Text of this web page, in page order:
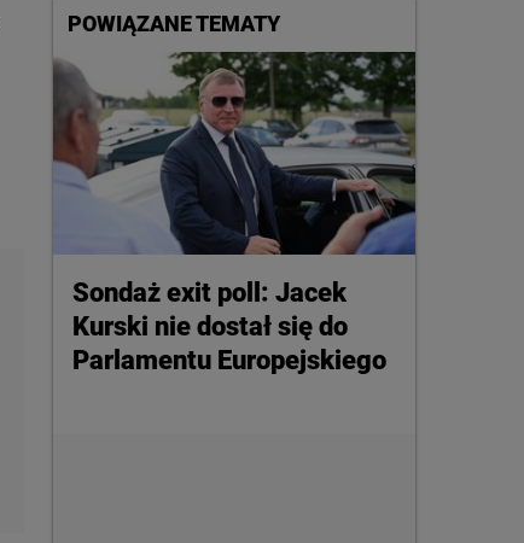
POWIĄZANE TEMATY
Sondaż exit poll: Jacek
Kurski nie dostał się do
Parlamentu Europejskiego